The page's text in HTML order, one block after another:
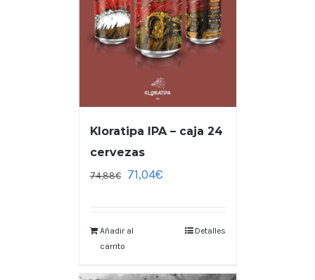
Kloratipa IPA – caja 24
cervezas
74,88€ 71,04€
Añadir al
carrito
Detalles